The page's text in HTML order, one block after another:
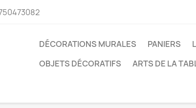
DÉCORATIONS MURALES PANIERS
OBJETS DÉCORATIFS
ARTS DE LA